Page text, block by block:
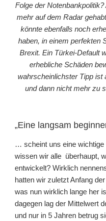
Folge der
mehr auf dem Radar
könnte ebenfalls noch
haben, in einem perfekten
Brexit. Ein Türkei-Default
erhebliche Schäden
wahrscheinlichster Tipp ist
und dann nicht mehr zu
„Eine langsam
… scheint uns eine wichtige
wissen wir alle überhaupt,
entwickelt? Wirklich
hatten wir zuletzt Anfang
was nun wirklich lange her
dagegen lag der Mittelwert
und nur in 5 Jahren betrug